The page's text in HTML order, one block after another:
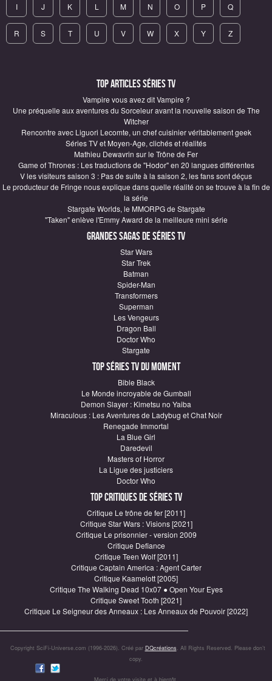
I J K L M N O P Q
R S T U V W X Y Z
Top articles Séries TV
Vampire vous avez dit Vampire ?
Une préquelle aux aventures du Sorceleur avant la nouvelle saison de The
Witcher
Rencontre avec Liguori Lecomte, un chef cuisinier véritablement geek
Séries TV et Moyen-Age, clichés et réalités
Mathieu Dewavrin sur le Trône de Fer
Game of Thrones : Les traductions de "Hodor" en 20 langues différentes
V les visiteurs saison 3 : Pas de suite à la saison 2, les fans sont déçus
Le producteur de Fringe nous explique dans quelle réalité on se trouve à la fin de
la série
Stargate Worlds, le MMORPG de Stargate
"Taken" enlève l'Emmy Award de la meilleure mini série
Grandes sagas de Séries TV
Star Wars
Star Trek
Batman
Spider-Man
Transformers
Superman
Les Vengeurs
Dragon Ball
Doctor Who
Stargate
Top Séries TV du moment
Bible Black
Le Monde incroyable de Gumball
Demon Slayer : Kimetsu no Yaiba
Miraculous : Les Aventures de Ladybug et Chat Noir
Renegade Immortal
La Blue Girl
Daredevil
Masters of Horror
La Ligue des justiciers
Doctor Who
Top critiques de Séries TV
Critique Le trône de fer [2011]
Critique Star Wars : Visions [2021]
Critique Le prisonnier - version 2009
Critique Defiance
Critique Teen Wolf [2011]
Critique Captain America : Agent Carter
Critique Kaamelott [2005]
Critique The Walking Dead 10x07 ● Open Your Eyes
Critique Sweet Tooth [2021]
Critique Le Seigneur des Anneaux : Les Anneaux de Pouvoir [2022]
Copyright SciFi-Universe.com (1996-2026). Créé par DQcréations . All Rights Reserved. Please don’t
copy.
Merci de votre visite et à bientôt.